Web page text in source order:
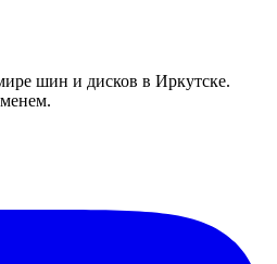
шин и дисков в Иркутске.